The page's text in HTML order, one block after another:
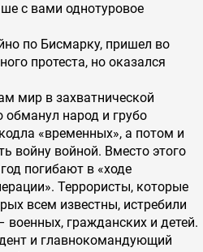
с вами однотуровое
по Бисмарку, пришел во
протеста, но оказался
мир в захватнической
обманул народ и грубо
«временных», а потом и
войну войной. Вместо этого
погибают в «ходе
Террористы, которые
всем известны, истребили
военных, гражданских и детей.
и главнокомандующий